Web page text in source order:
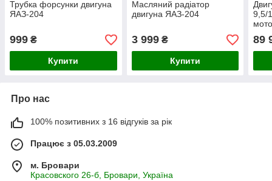
Трубка форсунки двигуна
ЯАЗ-204
999 ₴
Купити
Масляний радіатор
двигуна ЯАЗ-204
3 999₴
Купити
9,5/
89
Про нас
100% позитивних з 16 відгуків за рік
Працює з 05.03.2009
м. Бровари
Красовского 26-б, Бровари, Україна